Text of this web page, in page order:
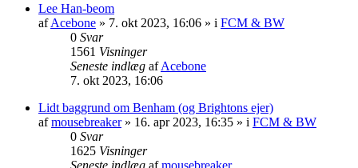
Lee Han-beom
afAcebone » 7. okt 2023, 16:06 » i FCM & BW
0 Svar
1561 Visninger
Seneste indlæg afAcebone
7. okt 2023, 16:06
Lidt baggrund om Benham (og Brightons ejer)
afmousebreaker» 16. apr 2023, 16:35 » i FCM & BW
0 Svar
1625 Visninger
Seneste indlæg afmousebreaker